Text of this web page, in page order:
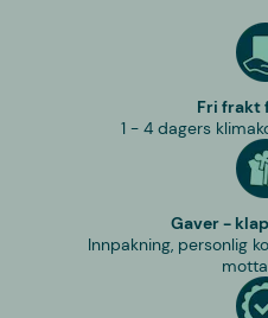
Fri frakt
1 - 4 dagers
Gaver -
Innpakning, personlig